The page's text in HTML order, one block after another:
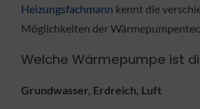
Heizungsfachmann kennt die
Möglichkeiten der
Welche Wärmepumpe ist
Grundwasser, Erdreich, Luft